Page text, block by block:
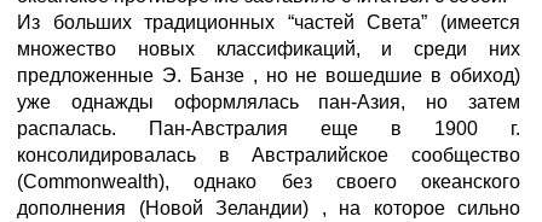
Из больших традиционных “частей Света” (имеется
множество новых классификаций, и среди них
предложенные Э. Банзе , но не вошедшие в обиход)
уже однажды оформлялась пан-Азия, но затем
распалась. Пан-Австралия еще в 1900 г.
консолидировалась в Австралийское сообщество
(Commonwealth), однако без своего океанского
дополнения (Новой Зеландии) , на которое сильно